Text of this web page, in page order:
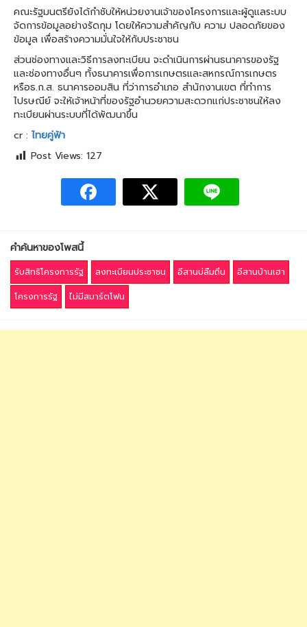
คณะรัฐมนตรียังได้กำชับให้หน่วยงานเจ้าของโครงการและผู้ดูแลระบบ
จัดการข้อมูลอย่างรัดกุม โดยให้ความสำคัญกับ ความ ปลอดภัยของ
ข้อมูล เพื่อสร้างความมั่นใจให้กับประชาชน
ส่วนช่องทางและวิธีการลงทะเบียน จะดำเนินการผ่านธนาคารของรัฐ
และช่องทางอื่นๆ ทั้งธนาคารเพื่อการเกษตรและสหกรณ์การเกษตร
หรือธ.ก.ส. ธนาคารออมสิน ที่ว่าการอำเภอ สำนักงานเขต ที่ทำการ
ไปรษณีย์ จะให้เจ้าหน้าที่ของรัฐอำนวยความสะดวกแก่ประชาชนให้ลง
ทะเบียนผ่านระบบที่ได้พัฒนาขึ้น
cr : ไทยคู่ฟ้า
Post Views: 127
คำค้นหาของโพสนี้
รับสิทธิโครงการรัฐ ลงทะเบียนประชาชน อีสานบ่ลืมถิ่น
อีสานบ้านเฮา
โครงการรัฐ
ไม่มีสมาร์ตโฟน